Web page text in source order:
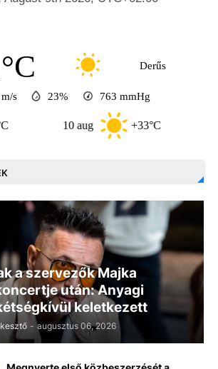
Derűs
s 23% 763 mmHg
+33°C
a szervezők Majka
után: Anyagi
keletkezett
- augusztus 06, 2026